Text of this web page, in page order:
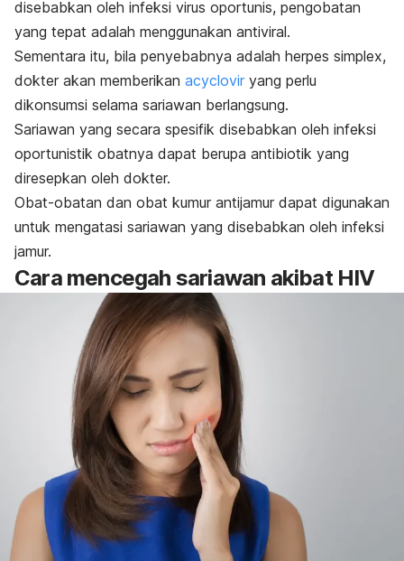
disebabkan oleh infeksi virus oportunis, pengobatan
yang tepat adalah menggunakan antiviral.
Sementara itu, bila penyebabnya adalah herpes simplex,
dokter akan memberikan acyclovir yang perlu
dikonsumsi selama sariawan berlangsung.
Sariawan yang secara spesifik disebabkan oleh infeksi
oportunistik obatnya dapat berupa antibiotik yang
diresepkan oleh dokter.
Obat-obatan dan obat kumur antijamur dapat digunakan
untuk mengatasi sariawan yang disebabkan oleh infeksi
jamur.
Cara mencegah sariawan akibat HIV